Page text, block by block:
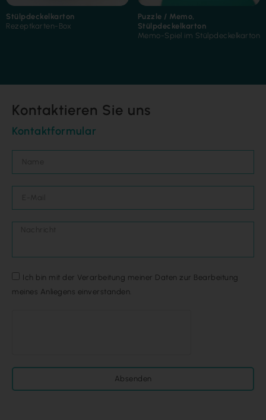
Stülpdeckelkarton
Rezeptkarten-Box
Puzzle / Memo
Stülpdeckelkarton
Memo-Spiel im Stülpdeckelkarton
Kontaktieren Sie uns
Kontaktformular
Ich bin mit der Verarbeitung meiner Daten zur Bearbeitung
meines Anliegens einverstanden.
Absenden